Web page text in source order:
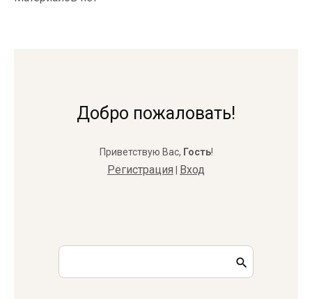
Добро пожаловать!
Приветствую Вас, Гость!
Регистрация Вход